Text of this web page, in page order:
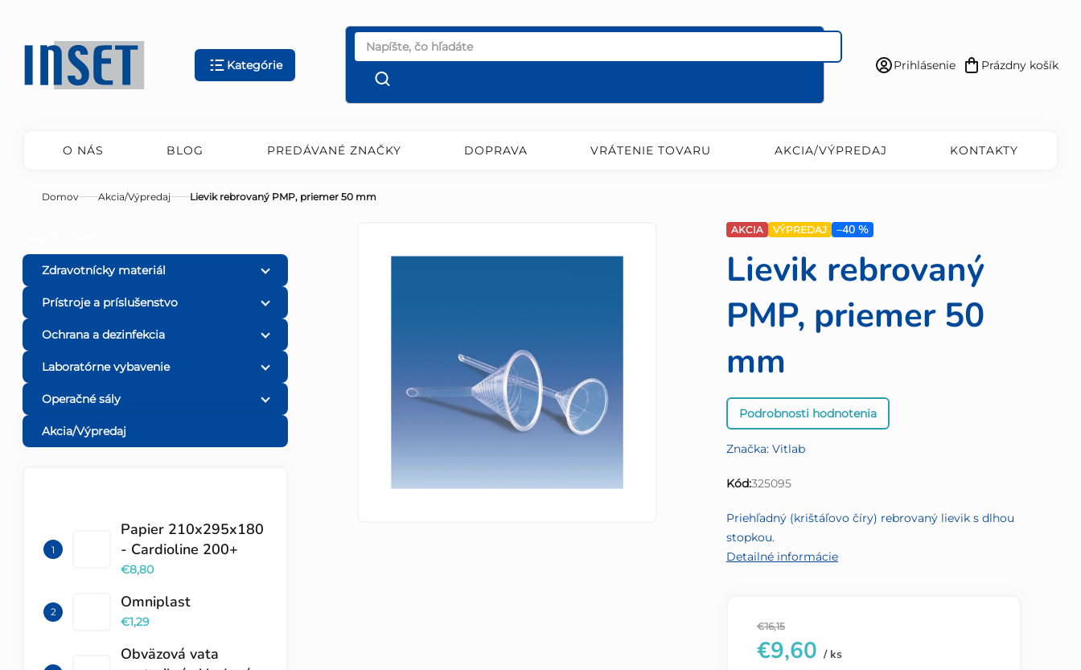
obsah
Kategórie
Prihlásenie
Nákupný
Prázdny košík
O NÁS BLOG PREDÁVANÉ ZNAČKY DOPRAVA VRÁTENIE TOVARU AKCIA/VÝPREDAJ KONTAKTY
Domov Akcia/Výpredaj Lievik rebrovaný PMP, priemer 50 mm
o
č
n
ý
p
Zdravotnícky materiál
Prístroje a príslušenstvo
Ochrana a dezinfekcia
Laboratórne vybavenie
Operačné sály
Akcia/Výpredaj
Papier 210x295x180
- Cardioline 200+
€8,80
Omniplast
€1,29
Obväzová vata
AKCIA VÝPREDAJ –40 %
Lievik rebrovaný
PMP, priemer 50
mm
Priemerné
hodnotenie
je
0,0
5
hviezdičiek.
Podrobnosti hodnotenia
Značka: Vitlab
Kód:325095
Priehľadný (krištáľovo číry) rebrovaný lievik s dlhou
stopkou.
Detailné informácie
€16,15
€9,60 / ks